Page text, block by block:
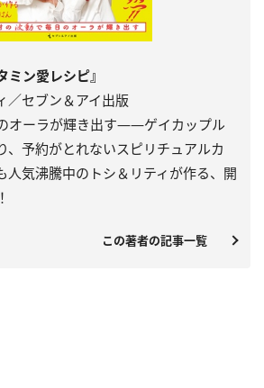
ミン愛レシピ』
／セブン＆アイ出版
オーラが輝き出す――ゲイカップル
、予約がとれないスピリチュアルカ
人気沸騰中のトシ＆リティが作る、開
この著者の記事一覧